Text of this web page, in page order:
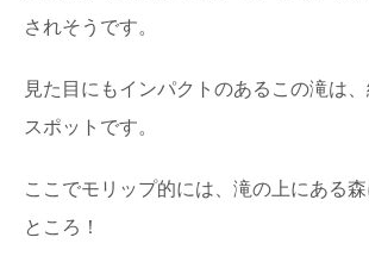
されそうです。
見た目にもインパクトのあるこの滝は
スポットです。
ここでモリップ的には、滝の上にある
ところ！